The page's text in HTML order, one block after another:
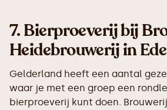
7.Bierproeverij bij
Heidebrouwerij in Ede
Gelderland heeft een aantal
waar je met een groep een
bierproeverij kunt doen.